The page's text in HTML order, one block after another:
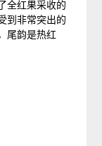
全红果采收的
到非常突出的
尾韵是热红